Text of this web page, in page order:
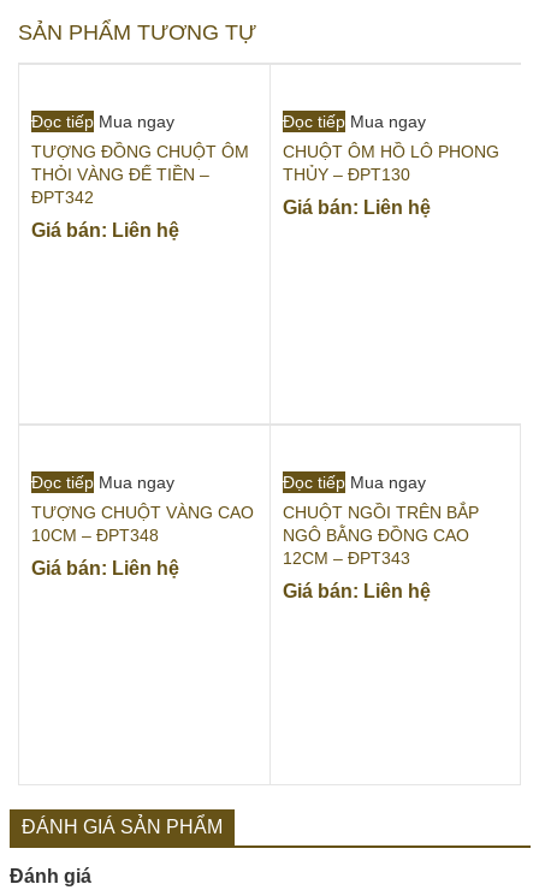
SẢN PHẨM TƯƠNG TỰ
Đọc tiếp Mua ngay
TƯỢNG ĐỒNG CHUỘT ÔM
THỎI VÀNG ĐẾ TIỀN –
ĐPT342
Giá bán: Liên hệ
Đọc tiếp Mua ngay
CHUỘT ÔM HỒ LÔ PHONG
THỦY – ĐPT130
Giá bán: Liên hệ
Đọc tiếp Mua ngay
TƯỢNG CHUỘT VÀNG CAO
10CM – ĐPT348
Giá bán: Liên hệ
Đọc tiếp Mua ngay
CHUỘT NGỒI TRÊN BẮP
NGÔ BẰNG ĐỒNG CAO
12CM – ĐPT343
Giá bán: Liên hệ
ĐÁNH GIÁ SẢN PHẨM
Đánh giá